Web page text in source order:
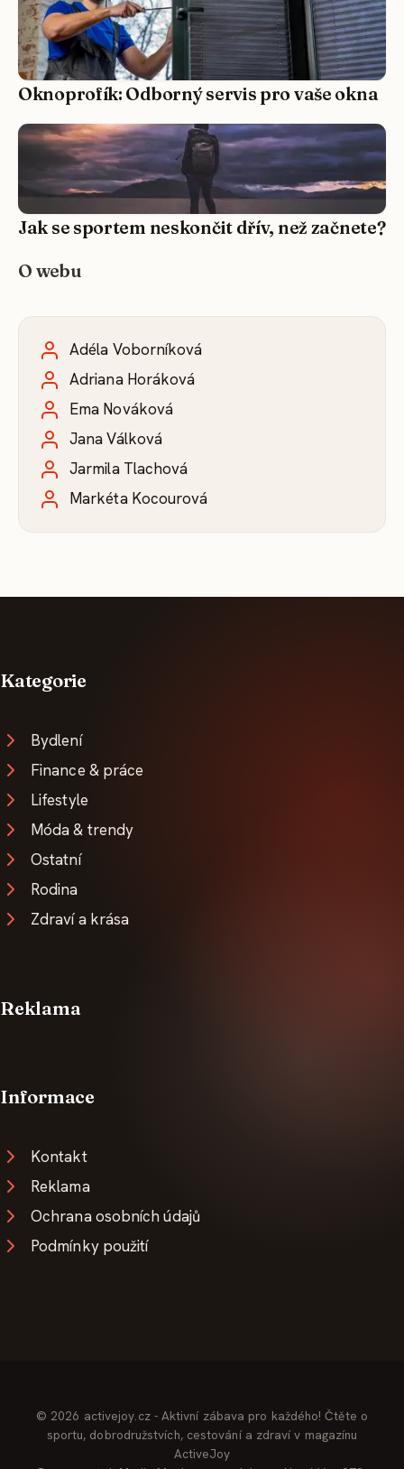
Oknoprofík: Odborný servis pro vaše okna
Jak se sportem neskončit dřív, než začnete?
O webu
Adéla Voborníková
Adriana Horáková
Ema Nováková
Jana Válková
Jarmila Tlachová
Markéta Kocourová
Kategorie
Bydlení
Finance & práce
Lifestyle
Móda & trendy
Ostatní
Rodina
Zdraví a krása
Reklama
Informace
Kontakt
Reklama
Ochrana osobních údajů
Podmínky použití
© 2026 activejoy.cz - Aktivní zábava pro každého! Čtěte o
sportu, dobrodružstvích, cestování a zdraví v magazínu
ActiveJoy